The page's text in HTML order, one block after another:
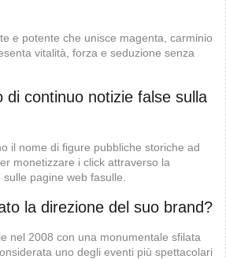
e potente che unisce magenta, carminio
vitalità, forza e seduzione senza
di continuo notizie false sulla
il nome di figure pubbliche storiche ad
monetizzare i click attraverso la
pagine web fasulle.
la direzione del suo brand?
nel 2008 con una monumentale sfilata
uno degli eventi più spettacolari